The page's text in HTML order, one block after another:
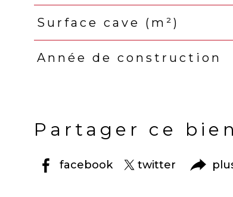
Surface cave (m²)
Année de construction
Partager ce bien
facebook twitter